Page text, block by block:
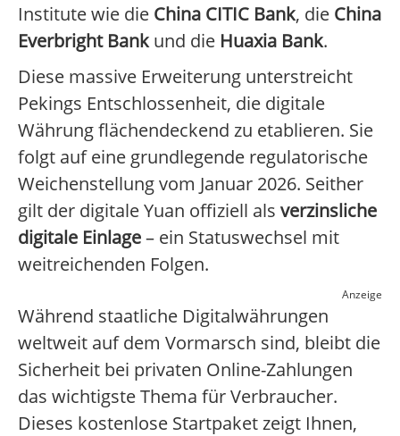
Institute wie die China CITIC Bank, die China
Everbright Bankund die Huaxia Bank.
Diese massive Erweiterung unterstreicht
Pekings Entschlossenheit, die digitale
Währung flächendeckend zu etablieren. Sie
folgt auf eine grundlegende regulatorische
Weichenstellung vom Januar 2026. Seither
gilt der digitale Yuan offiziell als verzinsliche
digitale Einlage– ein Statuswechsel mit
weitreichenden Folgen.
Anzeige
Während staatliche Digitalwährungen
weltweit auf dem Vormarsch sind, bleibt die
Sicherheit bei privaten Online-Zahlungen
das wichtigste Thema für Verbraucher.
Dieses kostenlose Startpaket zeigt Ihnen,